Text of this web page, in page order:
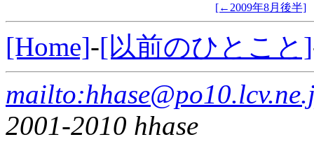
[←2009年8月後半]
[Home]-[以前のひとこと]
2001-2010 hhase